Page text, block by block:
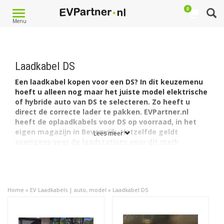
Toggle
navigation
Menu
0
Laadkabel DS
Een laadkabel kopen voor een DS? In dit keuzemenu
hoeft u alleen nog maar het juiste model elektrische
of hybride auto van DS te selecteren. Zo heeft u
direct de correcte lader te pakken. EVPartner.nl
heeft de oplaadkabels voor DS op voorraad, in het
eigen magazijn in Beverwijk. Hetzelfde geldt
Kies het model en vindt laadkabels van het
die past bij uw eigen model EV auto, oplaadvoorkeuren en
Lees meer
Home » EV Laadkabels | auto, model » Laadkabel DS